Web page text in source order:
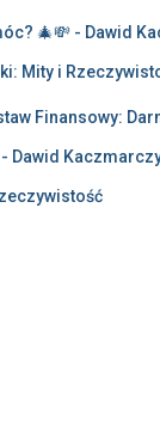
🎄💸 - Dawid
Mity i
Finansowy:
- Dawid